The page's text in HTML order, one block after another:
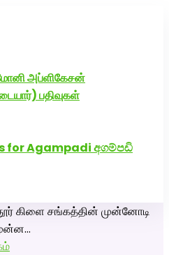
அப்ளிகேசன்
பதிவுகள்
for Agampadi අගම්පඩි
கிளை சங்கத்தின் முன்னோடி
அகமுடையார்மேட்ரி-